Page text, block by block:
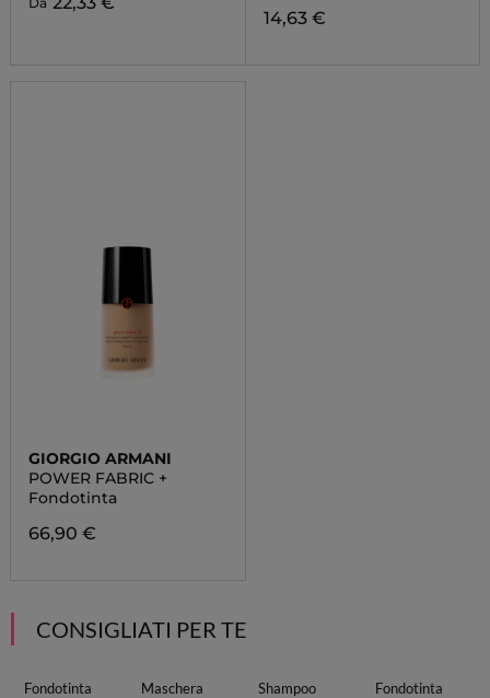
14,63 €
GIORGIO ARMANI
POWER FABRIC +
Fondotinta
66,90 €
CONSIGLIATI PER TE
Fondotinta
Maschera
Shampoo
Fondotinta